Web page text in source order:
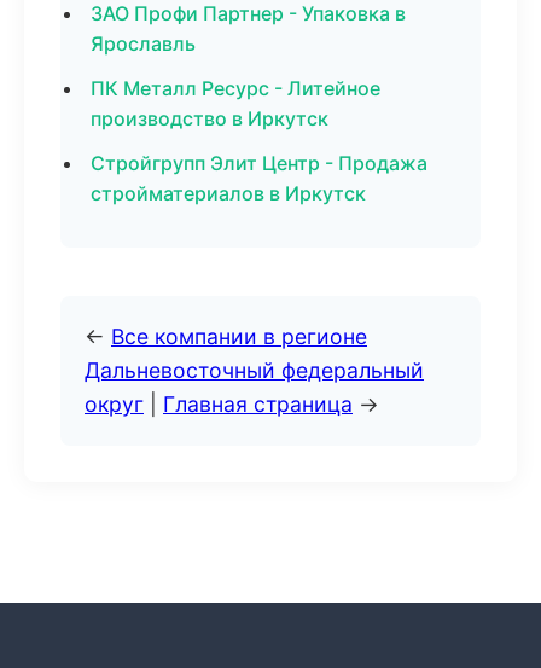
ЗАО Профи Партнер - Упаковка в
Ярославль
ПК Металл Ресурс - Литейное
производство в Иркутск
Стройгрупп Элит Центр - Продажа
стройматериалов в Иркутск
← Все компании в регионе
Дальневосточный федеральный
округ
Главная страница →